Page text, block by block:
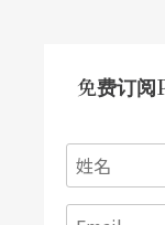
免费订阅